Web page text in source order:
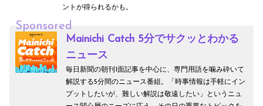
ントが得られるかも。
Sponsored
Mainichi Catch 5分でサクッとわかる
ニュース
毎日新聞の朝刊1面記事を中心に、専門用語を噛み砕いて
解説する5分間のニュース番組。「時事情報は手軽にイン
プットしたいが、難しい解説は敬遠したい」というニュ